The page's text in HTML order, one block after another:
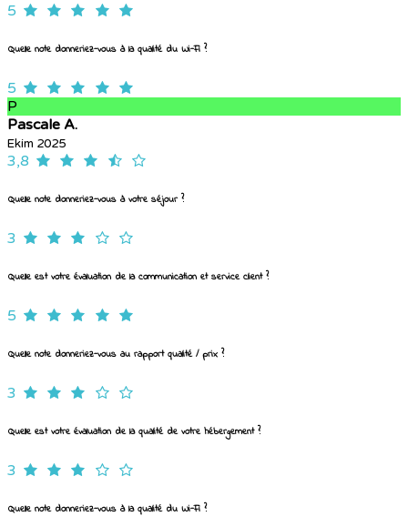
5
Quelle note donneriez-vous à la qualité du Wi-Fi ?
5
P
Pascale A.
Ekim 2025
3,8
Quelle note donneriez-vous à votre séjour ?
3
Quelle est votre évaluation de la communication et service client ?
5
Quelle note donneriez-vous au rapport qualité / prix ?
3
Quelle est votre évaluation de la qualité de votre hébergement ?
3
Quelle note donneriez-vous à la qualité du Wi-Fi ?